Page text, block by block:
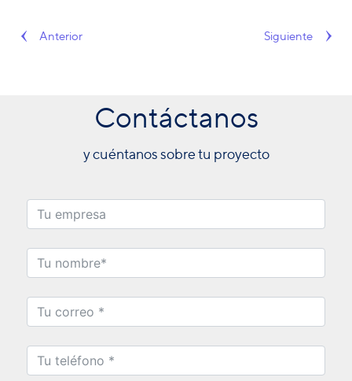
Anterior Siguiente
Contáctanos
y cuéntanos sobre tu proyecto